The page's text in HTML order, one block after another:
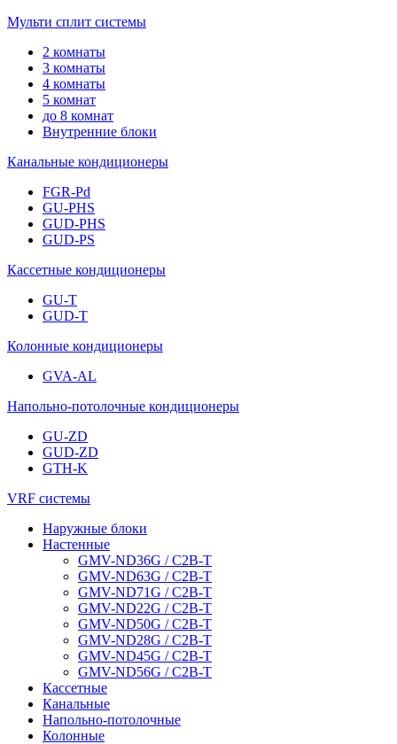
Мульти сплит системы
2 комнаты
3 комнаты
4 комнаты
5 комнат
до 8 комнат
Внутренние блоки
Канальные кондиционеры
FGR-Pd
GU-PHS
GUD-PHS
GUD-PS
Кассетные кондиционеры
GU-T
GUD-T
Колонные кондиционеры
GVA-AL
Напольно-потолочные кондиционеры
GU-ZD
GUD-ZD
GTH-K
VRF системы
Наружные блоки
Настенные
GMV-ND36G / C2B-T
GMV-ND63G / C2B-T
GMV-ND71G / C2B-T
GMV-ND22G / C2B-T
GMV-ND50G / C2B-T
GMV-ND28G / C2B-T
GMV-ND45G / C2B-T
GMV-ND56G / C2B-T
Кассетные
Канальные
Напольно-потолочные
Колонные